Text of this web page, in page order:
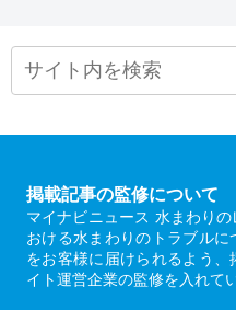
掲載記事の監修について
マイナビニュース 水まわり
おける水まわりのトラブルに
をお客様に届けられるよう
イト運営企業の監修を入れて